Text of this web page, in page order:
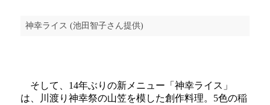
神幸ライス (池田智子さん提供)
そして、14年ぶりの新メニュー「神幸ライス」
は、川渡り神幸祭の山笠を模した創作料理。5色の稲